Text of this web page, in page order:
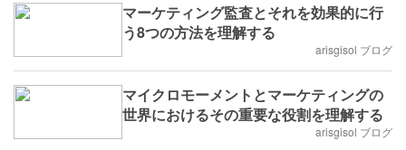
マーケティング監査とそれを効果的に行
う8つの方法を理解する
arisgisol ブログ
マイクロモーメントとマーケティングの
世界におけるその重要な役割を理解する
arisgisol ブログ